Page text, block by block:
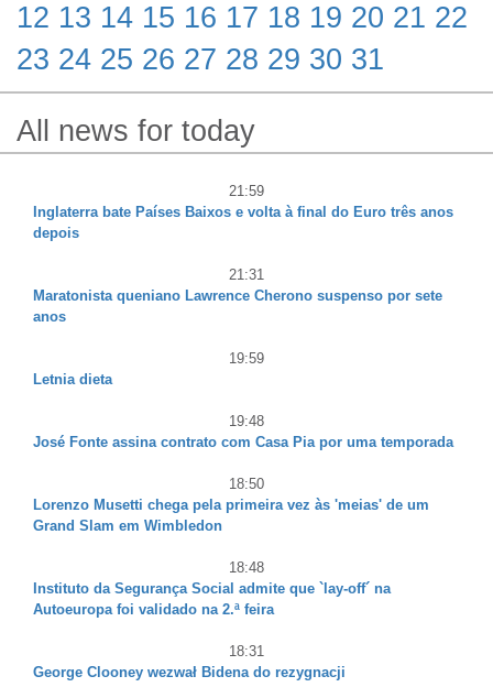
12 13 14 15 16 17 18 19 20 21 22
23 24 25 26 27 28 29 30 31
All news for today
21:59
Inglaterra bate Países Baixos e volta à final do Euro três anos
depois
21:31
Maratonista queniano Lawrence Cherono suspenso por sete
anos
19:59
Letnia dieta
19:48
José Fonte assina contrato com Casa Pia por uma temporada
18:50
Lorenzo Musetti chega pela primeira vez às 'meias' de um
Grand Slam em Wimbledon
18:48
Instituto da Segurança Social admite que `lay-off´ na
Autoeuropa foi validado na 2.ª feira
18:31
George Clooney wezwał Bidena do rezygnacji